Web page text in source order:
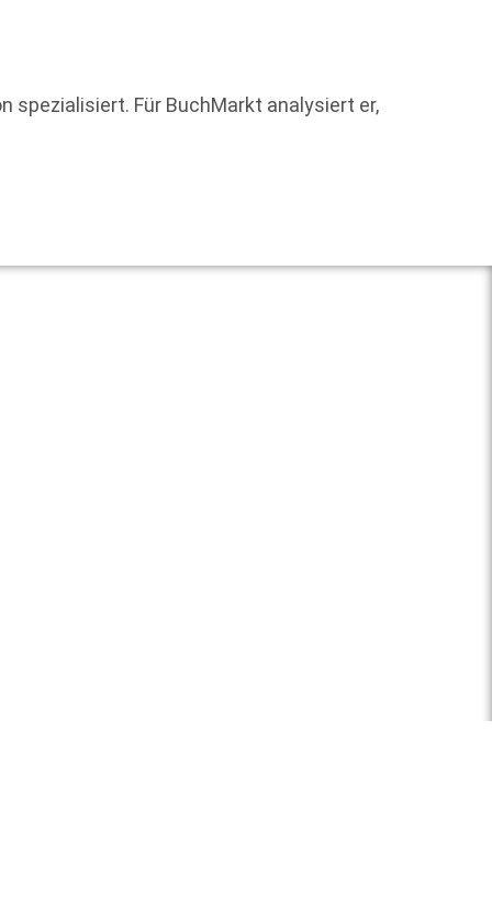
spezialisiert. Für BuchMarkt analysiert er,